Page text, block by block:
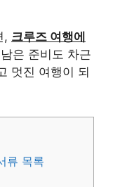
, 크루즈 여행에
은 준비도 차근
멋진 여행이 되
류 목록